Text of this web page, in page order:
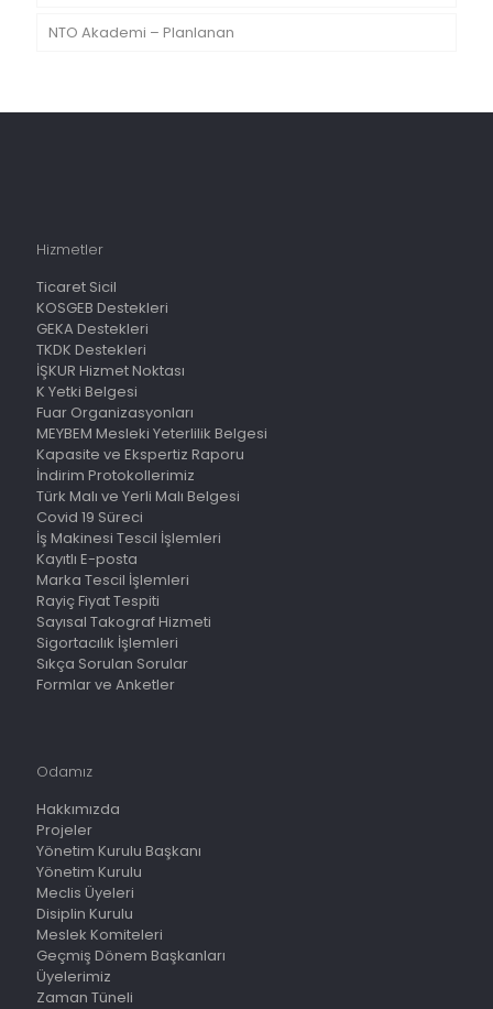
NTO Akademi – Planlanan
Hizmetler
Ticaret Sicil
KOSGEB Destekleri
GEKA Destekleri
TKDK Destekleri
İŞKUR Hizmet Noktası
K Yetki Belgesi
Fuar Organizasyonları
MEYBEM Mesleki Yeterlilik Belgesi
Kapasite ve Ekspertiz Raporu
İndirim Protokollerimiz
Türk Malı ve Yerli Malı Belgesi
Covid 19 Süreci
İş Makinesi Tescil İşlemleri
Kayıtlı E-posta
Marka Tescil İşlemleri
Rayiç Fiyat Tespiti
Sayısal Takograf Hizmeti
Sigortacılık İşlemleri
Sıkça Sorulan Sorular
Formlar ve Anketler
Odamız
Hakkımızda
Projeler
Yönetim Kurulu Başkanı
Yönetim Kurulu
Meclis Üyeleri
Disiplin Kurulu
Meslek Komiteleri
Geçmiş Dönem Başkanları
Üyelerimiz
Zaman Tüneli